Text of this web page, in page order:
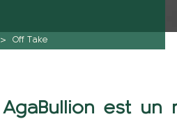
> Off Take
AgaBullion est un